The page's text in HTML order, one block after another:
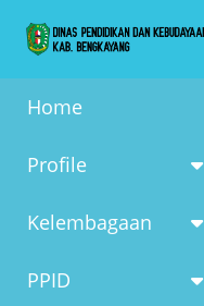
Home
Profile
Kelembagaan
PPID